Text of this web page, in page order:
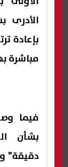
الأدرى
بإعادة
مباشرة
فيما
بشأن
دقيقة"